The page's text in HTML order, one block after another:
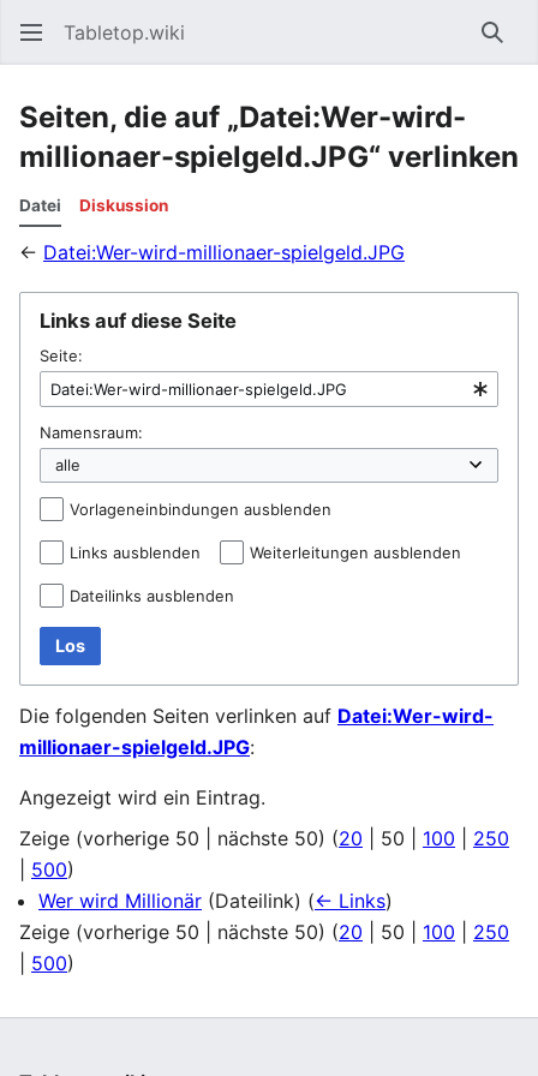
Tabletop.wiki
Seiten, die auf „Datei:Wer-wird-
millionaer-spielgeld.JPG“ verlinken
Datei Diskussion
← Datei:Wer-wird-millionaer-spielgeld.JPG
Links auf diese Seite
Seite:
Namensraum:
Vorlageneinbindungen ausblenden
Links ausblenden Weiterleitungen ausblenden
Dateilinks ausblenden
Los
Die folgenden Seiten verlinken auf Datei:Wer-wird-
millionaer-spielgeld.JPG:
Angezeigt wird ein Eintrag.
Zeige (vorherige 50 nächste 50) (20 50 100
250
500)
Wer wird Millionär (Dateilink) (← Links)
Zeige (vorherige 50 nächste 50) (20 50 100
250
500)